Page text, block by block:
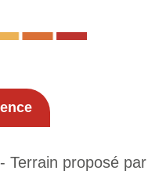
Terrain proposé par